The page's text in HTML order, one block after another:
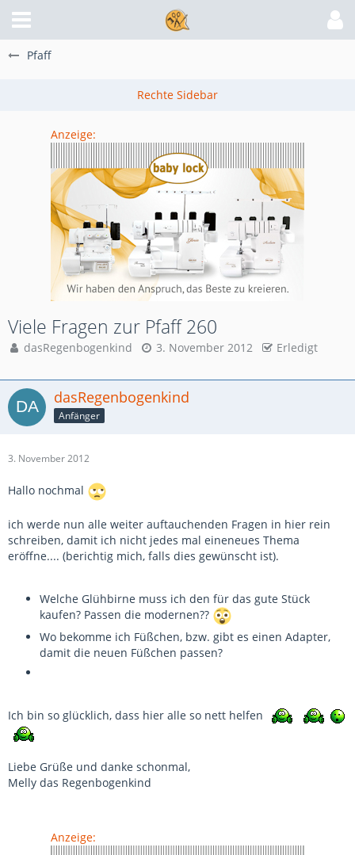
Pfaff
Anzeige:
Viele Fragen zur Pfaff 260
dasRegenbogenkind 3. November 2012 Erledigt
dasRegenbogenkind
Anfänger
3. November 2012
Hallo nochmal
ich werde nun alle weiter auftauchenden Fragen in hier rein
schreiben, damit ich nicht jedes mal eineneues Thema
eröffne.... (berichtig mich, falls dies gewünscht ist).
Welche Glühbirne muss ich den für das gute Stück
kaufen? Passen die modernen??
Wo bekomme ich Füßchen, bzw. gibt es einen Adapter,
damit die neuen Füßchen passen?
Ich bin so glücklich, dass hier alle so nett helfen
Liebe Grüße und danke schonmal,
Melly das Regenbogenkind
Anzeige: